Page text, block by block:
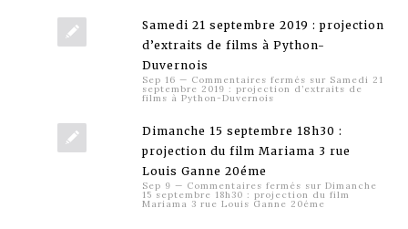
Samedi 21 septembre 2019 : projection
d’extraits de films à Python-
Duvernois
Sep 16 — Commentaires fermés sur Samedi 21
septembre 2019 : projection d’extraits de
films à Python-Duvernois
Dimanche 15 septembre 18h30 :
projection du film Mariama 3 rue
Louis Ganne 20éme
Sep 9 — Commentaires fermés sur Dimanche
15 septembre 18h30 : projection du film
Mariama 3 rue Louis Ganne 20éme